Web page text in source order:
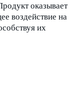
оказывает
воздействие на
их